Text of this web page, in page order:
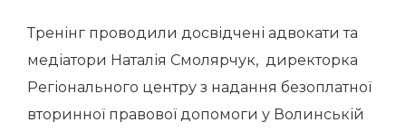
Тренінг проводили досвідчені адвокати та
медіатори Наталія Смолярчук, директорка
Регіонального центру з надання безоплатної
вторинної правової допомоги у Волинській